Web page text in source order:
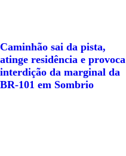
Caminhão sai da pista,
atinge residência e provoca
interdição da marginal da
BR-101 em Sombrio